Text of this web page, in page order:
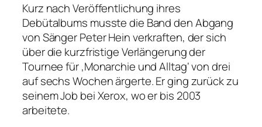
Kurz nach Veröffentlichung ihres
Debütalbums musste die Band den Abgang
von Sänger Peter Hein verkraften, der sich
über die kurzfristige Verlängerung der
Tournee für ‚Monarchie und Alltag‘ von drei
auf sechs Wochen ärgerte. Er ging zurück zu
seinem Job bei Xerox, wo er bis 2003
arbeitete.